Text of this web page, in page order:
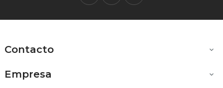
Contacto 
Empresa 